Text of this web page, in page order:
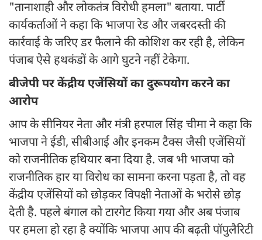
"तानाशाही और लोकतंत्र विरोधी हमला" बताया. पार्टी
कार्यकर्ताओं ने कहा कि भाजपा रेड और जबरदस्ती की
कार्रवाई के जरिए डर फैलाने की कोशिश कर रही है, लेकिन
पंजाब ऐसे हथकंडों के आगे घुटने नहीं टेकेगा.
बीजेपी पर केंद्रीय एजेंसियों का दुरूपयोग करने का
आरोप
आप के सीनियर नेता और मंत्री हरपाल सिंह चीमा ने कहा कि
भाजपा ने ईडी, सीबीआई और इनकम टैक्स जैसी एजेंसियों
को राजनीतिक हथियार बना दिया है. जब भी भाजपा को
राजनीतिक हार या विरोध का सामना करना पड़ता है, तो वह
केंद्रीय एजेंसियों को छोड़कर विपक्षी नेताओं के भरोसे छोड़
देती है. पहले बंगाल को टारगेट किया गया और अब पंजाब
पर हमला हो रहा है क्योंकि भाजपा आप की बढ़ती पॉपुलैरिटी